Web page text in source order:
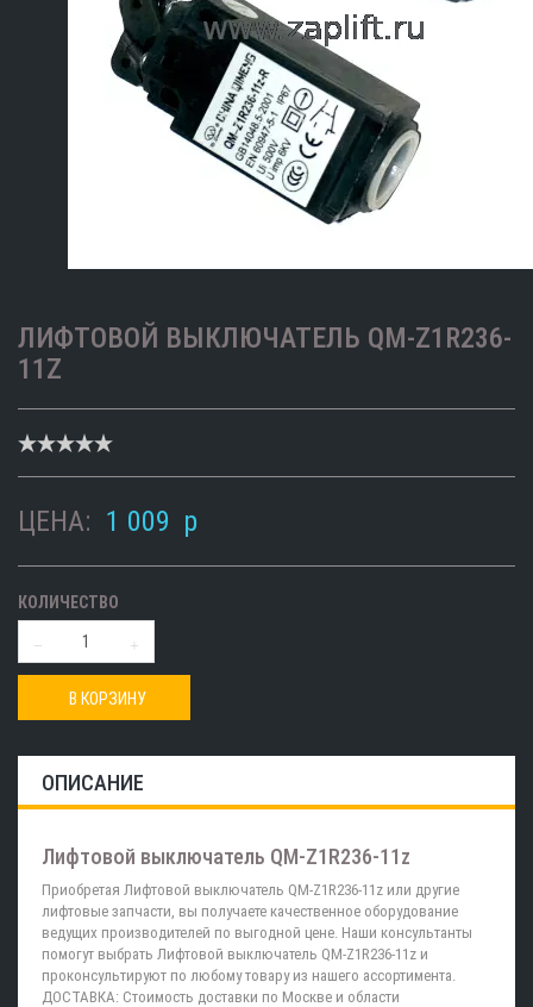
ЛИФТОВОЙ ВЫКЛЮЧАТЕЛЬ QM-Z1R236-
11Z
ЦЕНА: 1 009 p
КОЛИЧЕСТВО
В КОРЗИНУ
ОПИСАНИЕ
Лифтовой выключатель QM-Z1R236-11z
Приобретая Лифтовой выключатель QM-Z1R236-11z или другие
лифтовые запчасти, вы получаете качественное оборудование
ведущих производителей по выгодной цене. Наши консультанты
помогут выбрать Лифтовой выключатель QM-Z1R236-11z и
проконсультируют по любому товару из нашего ассортимента.
ДОСТАВКА: Стоимость доставки по Москве и области